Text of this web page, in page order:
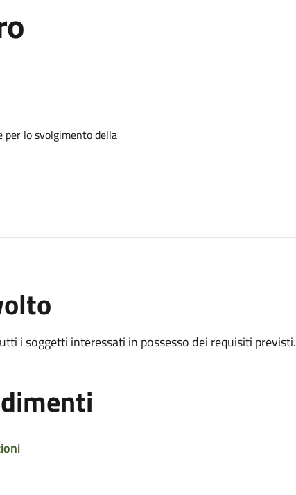
per lo svolgimento della
i soggetti interessati in possesso dei requisiti previsti.